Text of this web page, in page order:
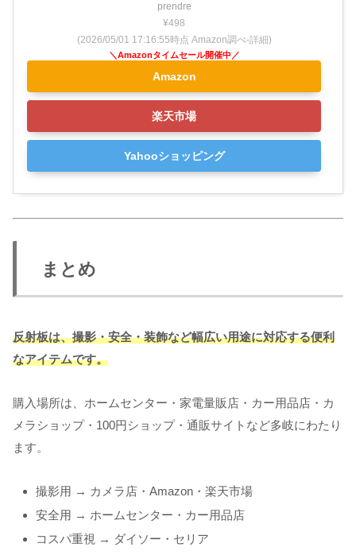
prendre
¥498
(2026/05/01 17:16:55時点 Amazon調べ-詳細)
Amazon
楽天市場
Yahooショッピング
まとめ
反射板は、撮影・安全・装飾など幅広い用途に対応する便利
なアイテムです。
購入場所は、ホームセンター・家電量販店・カー用品店・カ
メラショップ・100円ショップ・通販サイトなど多岐にわたり
ます。
撮影用 → カメラ店・Amazon・楽天市場
安全用 → ホームセンター・カー用品店
コスパ重視 → ダイソー・セリア